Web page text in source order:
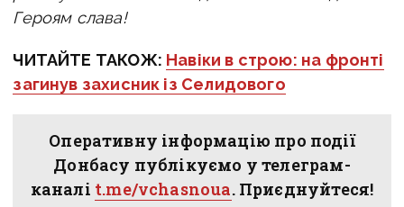
Героям слава!
ЧИТАЙТЕ ТАКОЖ: Навіки в строю: на фронті
загинув захисник із Селидового
Оперативну інформацію про події
Донбасу публікуємо у телеграм-
каналі t.me/vchasnoua. Приєднуйтеся!